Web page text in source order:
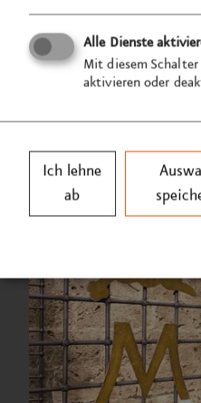
Alle Dienste
Mit diesem
aktivieren oder
Ich lehne
ab